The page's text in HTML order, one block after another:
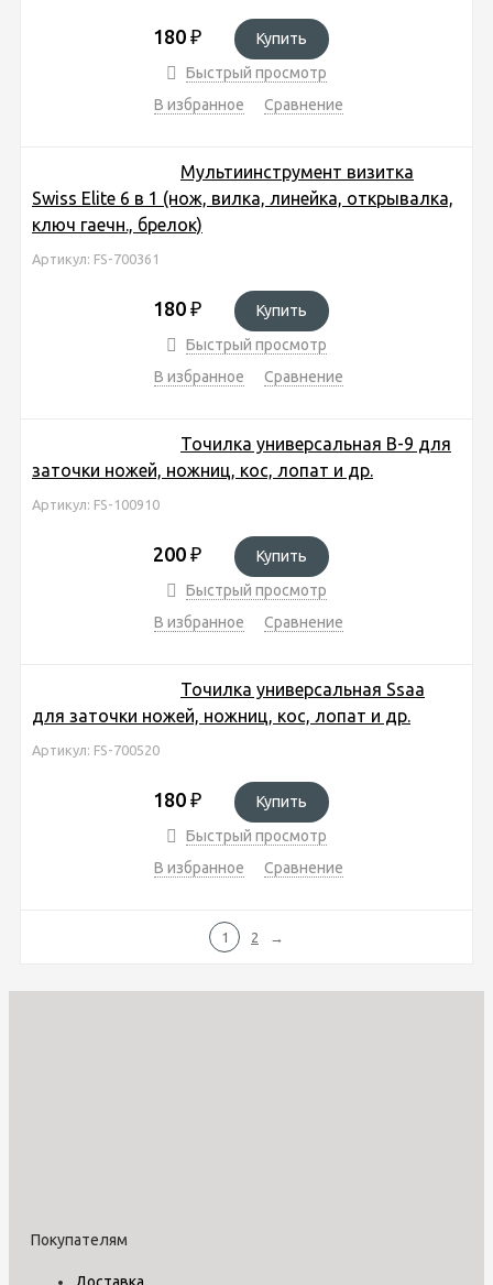
180 ₽
Купить
Быстрый просмотр
В избранное
Сравнение
Мультиинструмент визитка
Swiss Elite 6 в 1 (нож, вилка, линейка, открывалка,
ключ гаечн., брелок)
Артикул: FS-700361
180 ₽
Купить
Быстрый просмотр
В избранное
Сравнение
Точилка универсальная B-9 для
заточки ножей, ножниц, кос, лопат и др.
Артикул: FS-100910
200 ₽
Купить
Быстрый просмотр
В избранное
Сравнение
Точилка универсальная Ssaa
для заточки ножей, ножниц, кос, лопат и др.
Артикул: FS-700520
180 ₽
Купить
Быстрый просмотр
В избранное
Сравнение
1 2 →
Покупателям
Доставка